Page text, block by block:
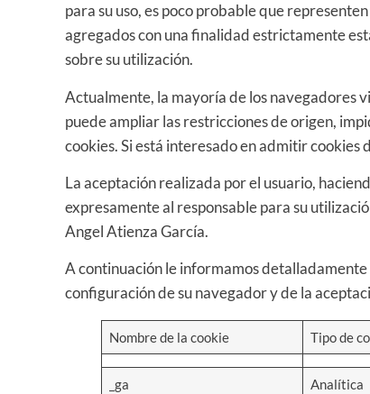
para su uso, es poco probable que
agregados con una finalidad estrictamente
sobre su utilización.
Actualmente, la mayoría de los navegadores
puede ampliar las restricciones de origen,
cookies. Si está interesado en admitir
La aceptación realizada por el usuario,
expresamente al responsable para su
Angel Atienza García.
A continuación le informamos detalladamente
configuración de su navegador y de la
Nombre de la cookie Tipo de
_ga Analítica